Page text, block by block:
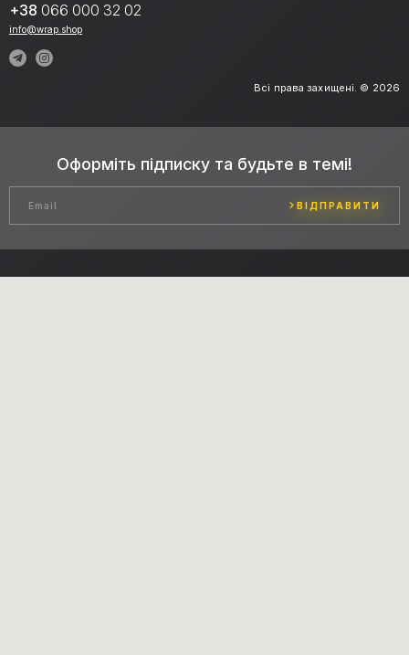
+38 066 000 32 02
info@wrap.shop
Всі права захищені. © 2026
Оформіть підписку та будьте в темі!
ВІДПРАВИТИ